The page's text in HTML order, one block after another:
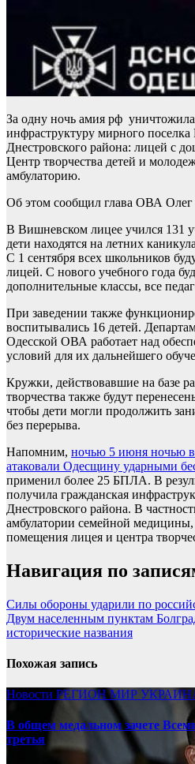
За одну ночь амия рф
инфраструктуру мирного
Днестровского района: лицей с
Центр творчества детей и
амбулаторию.
Об этом сообщил глава ОВА
В Вишневском лицее учился 131
дети находятся на летних
С 1 сентября всех школьников
лицей. С нового учебного года
дополнительные классы, все
При заведении также
воспитывались 16 детей.
Одесской ОВА работает над
условий для их дальнейшего
Кружки, действовавшие на базе
творчества также будут
чтобы дети могли продолжить
без перерыва.
Напомним, ночью 5 июня ночью
атаковали Одесщину ударными
применил более 25 БПЛА. В
получила гражданская
Днестровского района. В
амбулатории семейной
помещения лицея и центра
Навигация по
Силы обороны ударили по
Двум населенным пунктам
исторические названия
Похожая запись
Новости РЕГИОНМИР
В общем медальном зачете
третья